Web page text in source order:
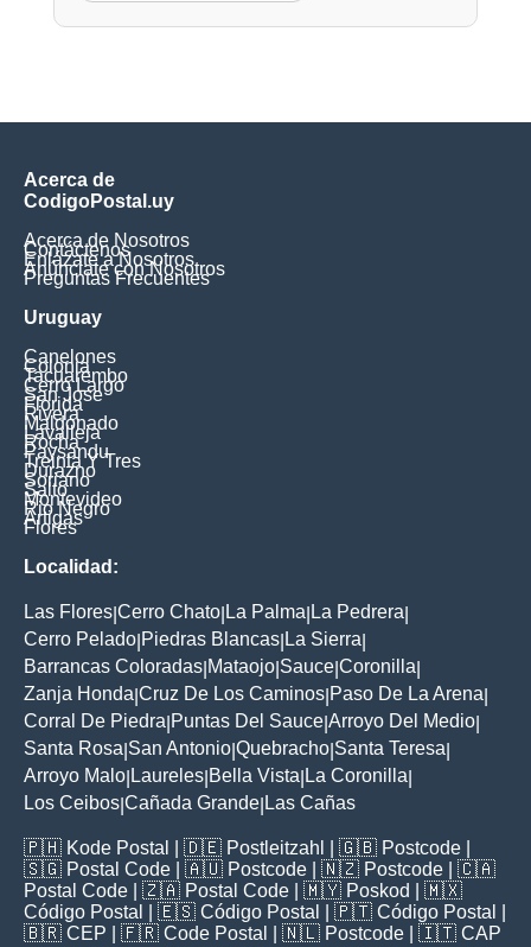
Acerca de
CodigoPostal.uy
Acerca de Nosotros
Contáctenos
Enlázate a Nosotros
Anúnciate con Nosotros
Preguntas Frecuentes
Uruguay
Canelones
Colonia
Tacuarembo
Cerro Largo
San Jose
Florida
Rivera
Maldonado
Lavalleja
Rocha
Paysandu
Treinta Y Tres
Durazno
Soriano
Salto
Montevideo
Rio Negro
Artigas
Flores
Localidad:
Las Flores Cerro Chato La Palma La Pedrera
Cerro Pelado Piedras Blancas La Sierra
Barrancas Coloradas Mataojo Sauce Coronilla
Zanja Honda Cruz De Los Caminos Paso De La Arena
Corral De Piedra Puntas Del Sauce Arroyo Del Medio
Santa Rosa San Antonio Quebracho Santa Teresa
Arroyo Malo Laureles Bella Vista La Coronilla
Los Ceibos Cañada Grande Las Cañas
🇵🇭 Kode Postal | 🇩🇪 Postleitzahl | 🇬🇧 Postcode
🇸🇬 Postal Code | 🇦🇺 Postcode | 🇳🇿 Postcode | 🇨🇦
Postal Code | 🇿🇦 Postal Code | 🇲🇾 Poskod
| 🇲🇽
Código Postal
| 🇪🇸 Código Postal | 🇵🇹 Código Postal
🇧🇷 CEP | 🇫🇷 Code Postal | 🇳🇱 Postcode | 🇮🇹 CAP